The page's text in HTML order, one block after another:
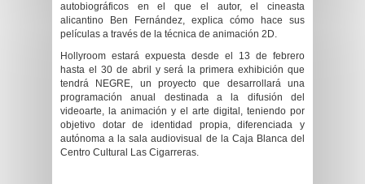
autobiográficos en el que el autor, el cineasta
alicantino Ben Fernández, explica cómo hace sus
películas a través de la técnica de animación 2D.
Hollyroom estará expuesta desde el 13 de febrero
hasta el 30 de abril y será la primera exhibición que
tendrá NEGRE, un proyecto que desarrollará una
programación anual destinada a la difusión del
videoarte, la animación y el arte digital, teniendo por
objetivo dotar de identidad propia, diferenciada y
autónoma a la sala audiovisual de la Caja Blanca del
Centro Cultural Las Cigarreras.